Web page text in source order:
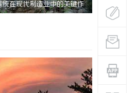
在现代制造业中的关键作 全面解析
体验升级